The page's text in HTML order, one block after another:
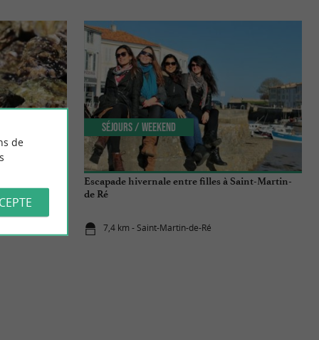
Escapade hivernale entre filles à Saint-Martin-
de Ré
7,4 km - Saint-Martin-de-Ré
Séjours / Weekend
de